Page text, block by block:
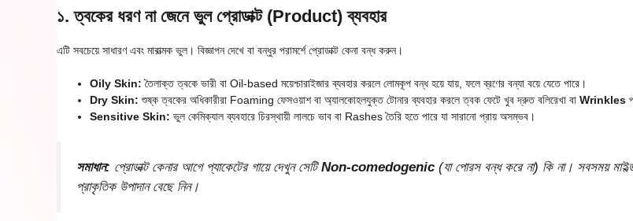
১. ত্বকের ধরণ না জেনে ভুল প্রোডাক্ট (Product) ব্যবহার
এটি সবচেয়ে সাধারণ এবং মারাত্মক ভুল। বিজ্ঞাপন দেখে বা বন্ধুর পরামর্শে প্রোডাক্ট কেনা বন্ধ করুন।
Oily Skin: তৈলাক্ত ত্বকে ভারী বা Oil-based ময়েশ্চারাইজার ব্যবহার করলে লোমকূপ বন্ধ হয়ে যায়, ফলে ব্রণের বন্যা বয়ে যেতে পারে।
Dry Skin: শুষ্ক ত্বকের অধিকারীরা Foaming ফেসওয়াশ বা অ্যালকোহলযুক্ত টোনার ব্যবহার করলে ত্বক ফেটে খুব দ্রুত বলিরেখা বা Wrinkles
Sensitive Skin: ভুল কেমিক্যাল ব্যবহারে চিরস্থায়ী লালচে ভাব বা Rashes তৈরি হতে পারে যা সারানো প্রায় অসম্ভব।
সমাধান: প্রোডাক্ট কেনার আগে প্যাকেটের গায়ে দেখুন সেটিNon-comedogenic (যা পোরস বন্ধ করে না) কি না। সবসময়
প্রাকৃতিক উপাদান বেছে নিন।